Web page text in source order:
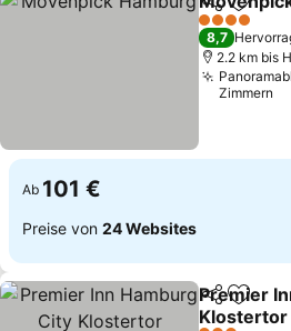
TeilenZu
4 Sterne
8,7
2.2 km bis
Zimmern
Ab 101 €
Preise von 24 Websites
TeilenZu
Premier
Klostertor